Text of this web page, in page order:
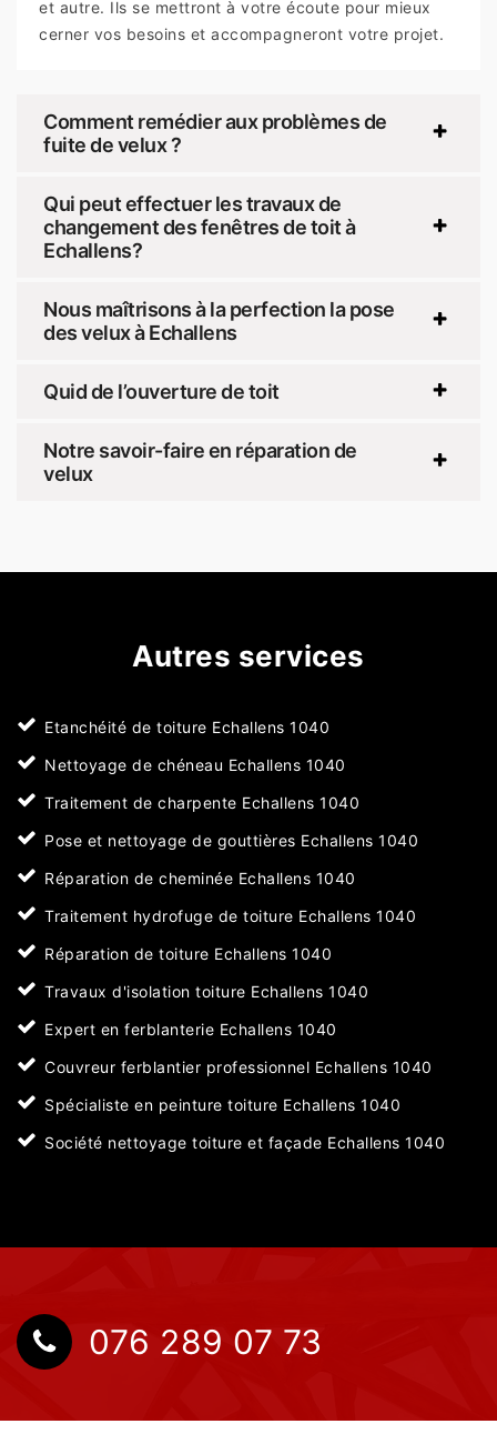
et autre. Ils se mettront à votre écoute pour mieux
cerner vos besoins et accompagneront votre projet.
Comment remédier aux problèmes de
fuite de velux ?
Qui peut effectuer les travaux de
changement des fenêtres de toit à
Echallens?
Nous maîtrisons à la perfection la pose
des velux à Echallens
Quid de l’ouverture de toit
Notre savoir-faire en réparation de
velux
Autres services
Etanchéité de toiture Echallens 1040
Nettoyage de chéneau Echallens 1040
Traitement de charpente Echallens 1040
Pose et nettoyage de gouttières Echallens 1040
Réparation de cheminée Echallens 1040
Traitement hydrofuge de toiture Echallens 1040
Réparation de toiture Echallens 1040
Travaux d'isolation toiture Echallens 1040
Expert en ferblanterie Echallens 1040
Couvreur ferblantier professionnel Echallens 1040
Spécialiste en peinture toiture Echallens 1040
Société nettoyage toiture et façade Echallens 1040
076 289 07 73